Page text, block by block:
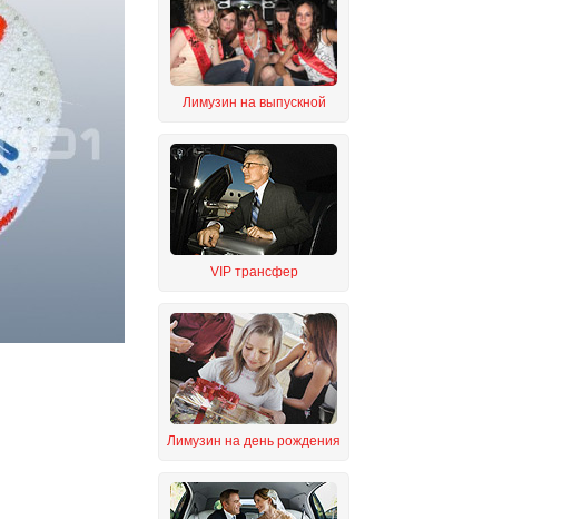
Лимузин на выпускной
VIP трансфер
Лимузин на день рождения